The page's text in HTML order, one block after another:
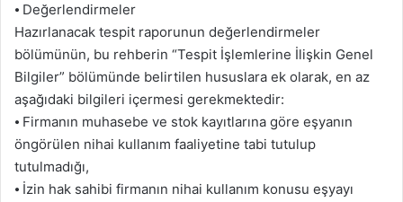
⦁ Değerlendirmeler
Hazırlanacak tespit raporunun değerlendirmeler
bölümünün, bu rehberin “Tespit İşlemlerine İlişkin Genel
Bilgiler” bölümünde belirtilen hususlara ek olarak, en az
aşağıdaki bilgileri içermesi gerekmektedir:
⦁ Firmanın muhasebe ve stok kayıtlarına göre eşyanın
öngörülen nihai kullanım faaliyetine tabi tutulup
tutulmadığı,
⦁ İzin hak sahibi firmanın nihai kullanım konusu eşyayı